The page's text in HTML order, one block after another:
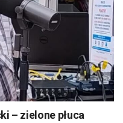
– zielone płuca